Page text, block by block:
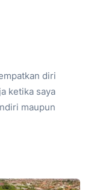
diri
ketika saya
maupun